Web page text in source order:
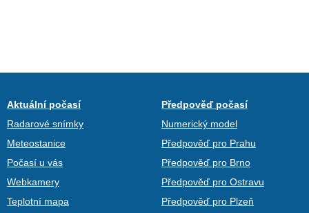
Aktuální počasí
Radarové snímky
Meteostanice
Počasí u vás
Webkamery
Teplotní mapa
Předpověď počasí
Numerický model
Předpověď pro Prahu
Předpověď pro Brno
Předpověď pro Ostravu
Předpověď pro Plzeň